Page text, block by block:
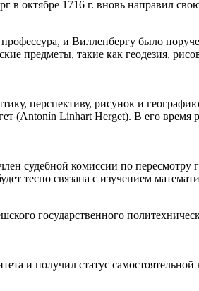
в октябре 1716 г. вновь направил
и Вилленбергу было
предметы, такие как геодезия,
перспективу, рисунок и
Linhart Herget). В его время
судебной комиссии по пересмотру
тесно связана с изучением
государственного
и получил статус